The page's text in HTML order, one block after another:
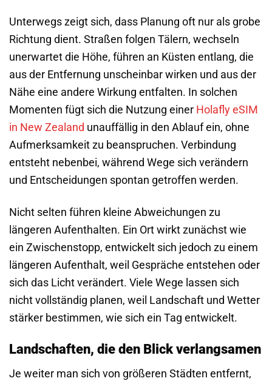
Unterwegs zeigt sich, dass Planung oft nur als grobe
Richtung dient. Straßen folgen Tälern, wechseln
unerwartet die Höhe, führen an Küsten entlang, die
aus der Entfernung unscheinbar wirken und aus der
Nähe eine andere Wirkung entfalten. In solchen
Momenten fügt sich die Nutzung einer Holafly eSIM
in New Zealand unauffällig in den Ablauf ein, ohne
Aufmerksamkeit zu beanspruchen. Verbindung
entsteht nebenbei, während Wege sich verändern
und Entscheidungen spontan getroffen werden.
Nicht selten führen kleine Abweichungen zu
längeren Aufenthalten. Ein Ort wirkt zunächst wie
ein Zwischenstopp, entwickelt sich jedoch zu einem
längeren Aufenthalt, weil Gespräche entstehen oder
sich das Licht verändert. Viele Wege lassen sich
nicht vollständig planen, weil Landschaft und Wetter
stärker bestimmen, wie sich ein Tag entwickelt.
Landschaften, die den Blick verlangsamen
Je weiter man sich von größeren Städten entfernt,